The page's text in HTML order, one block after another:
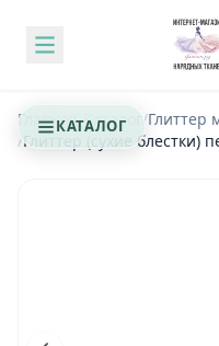
КАТАЛОГ
Поиск по сайту
Главная/Каталог/Глиттер
/Глиттер (сухие